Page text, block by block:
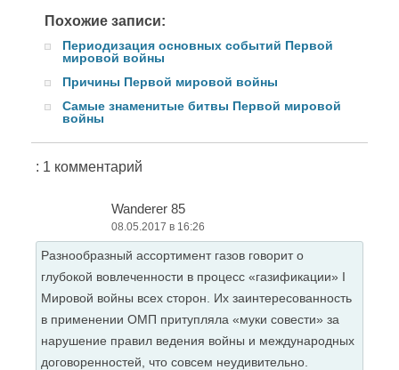
Похожие записи:
Периодизация основных событий Первой
мировой войны
Причины Первой мировой войны
Самые знаменитые битвы Первой мировой
войны
: 1 комментарий
Wanderer 85
08.05.2017 в 16:26
Разнообразный ассортимент газов говорит о
глубокой вовлеченности в процесс «газификации» I
Мировой войны всех сторон. Их заинтересованность
в применении ОМП притупляла «муки совести» за
нарушение правил ведения войны и международных
договоренностей, что совсем неудивительно.